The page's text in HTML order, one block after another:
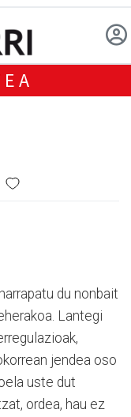
du nonbait
Lantegi
jendea oso
uste dut
ordea, hau ez